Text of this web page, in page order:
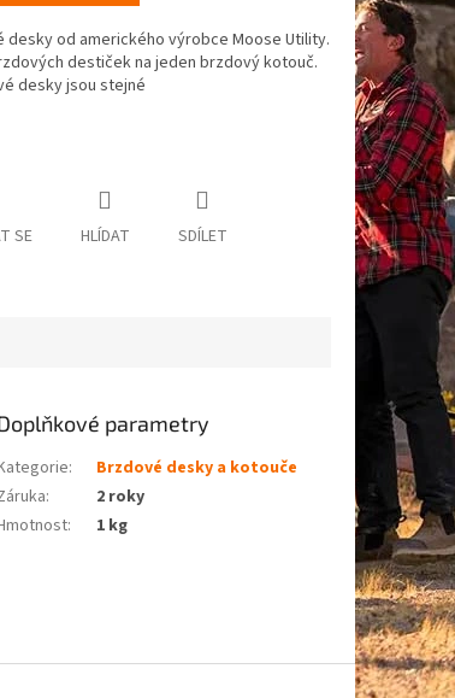
od amerického výrobce Moose Utility.
destiček na jeden brzdový kotouč.
desky jsou stejné
SE HLÍDAT SDÍLET
parametry
:
Brzdové desky a kotouče
:
2 roky
: 1 kg